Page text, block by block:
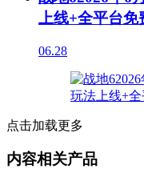
上线+全平台免
06.28
点击加载更多
内容相关产品